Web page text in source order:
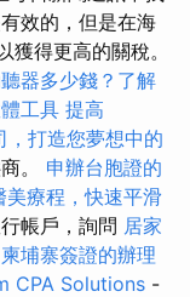
效的，但是在海
得更高的關稅。
器多少錢？了解
工具 提高
，打造您夢想中的
。 申辦台胞證的
美療程，快速平滑
帳戶，詢問 居家
柬埔寨簽證的辦理
CPA Solutions -